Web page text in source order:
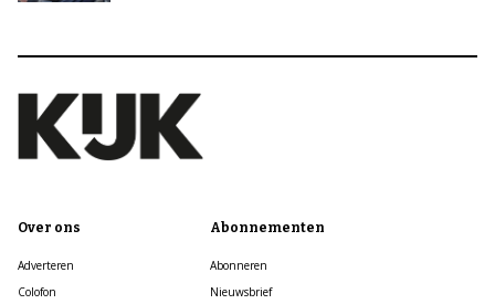
Over ons
Adverteren
Colofon
Abonnementen
Abonneren
Nieuwsbrief